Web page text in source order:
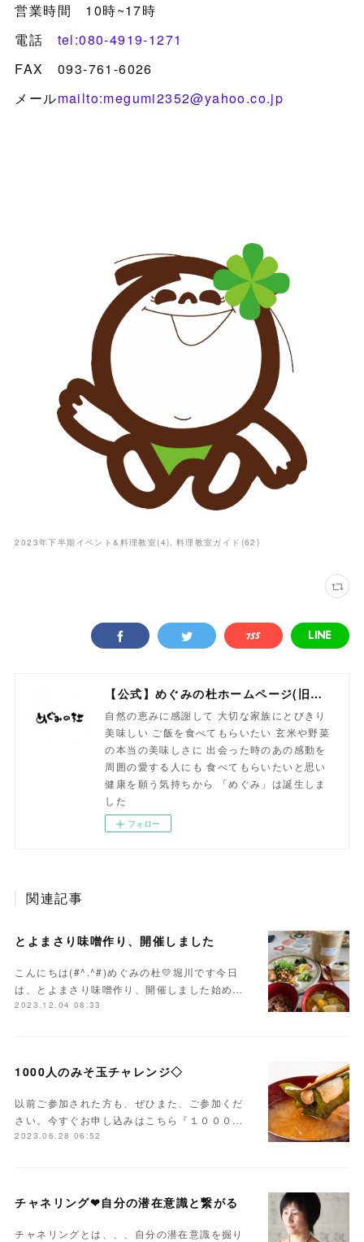
営業時間 10時~17時
電話 tel:080-4919-1271
FAX 093-761-6026
メールmailto:megumi2352@yahoo.co.jp
2023年下半期イベント&料理教室(4) 料理教室ガイド (62 )
【公式】めぐみの杜ホームページ(旧自然食工房）
自然の恵みに感謝して 大切な家族にとびきり
美味しい ご飯を食べてもらいたい 玄米や野菜
の本当の美味しさに 出会った時のあの感動を
周囲の愛する人にも 食べてもらいたいと思い
健康を願う気持ちから 「めぐみ」は誕生しま
した
フォロー
関連記事
とよまさり味噌作り、開催しました
こんにちは(#^.^#)めぐみの杜💛堀川です今日
は、とよまさり味噌作り、開催しました始め…
2023.12.04 08:33
1000人のみそ玉チャレンジ◇
以前ご参加された方も、ぜひまた、ご参加くだ
さい。今すぐお申し込みはこちら『１０００…
2023.06.28 06:52
チャネリング❤自分の潜在意識と繋がる
チャネリングとは、、、自分の潜在意識を掘り